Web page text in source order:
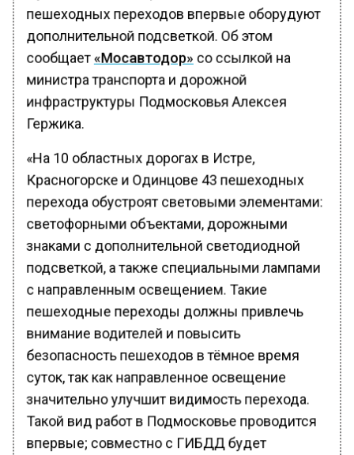
пешеходных переходов впервые оборудуют
дополнительной подсветкой. Об этом
сообщает «Мосавтодор» со ссылкой на
министра транспорта и дорожной
инфраструктуры Подмосковья Алексея
Гержика.
«На 10 областных дорогах в Истре,
Красногорске и Одинцове 43 пешеходных
перехода обустроят световыми элементами:
светофорными объектами, дорожными
знаками с дополнительной светодиодной
подсветкой, а также специальными лампами
с направленным освещением. Такие
пешеходные переходы должны привлечь
внимание водителей и повысить
безопасность пешеходов в тёмное время
суток, так как направленное освещение
значительно улучшит видимость перехода.
Такой вид работ в Подмосковье проводится
впервые; совместно с ГИБДД будет